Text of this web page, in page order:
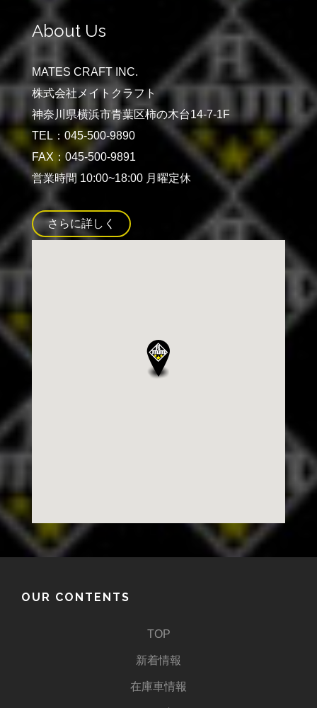
About Us
MATES CRAFT INC.
株式会社メイトクラフト
神奈川県横浜市青葉区柿の木台14-7-1F
TEL：045-500-9890
FAX：045-500-9891
営業時間 10:00~18:00 月曜定休
さらに詳しく
OUR CONTENTS
TOP
新着情報
在庫車情報